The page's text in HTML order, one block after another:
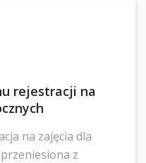
rejestracji na
na zajęcia dla
z